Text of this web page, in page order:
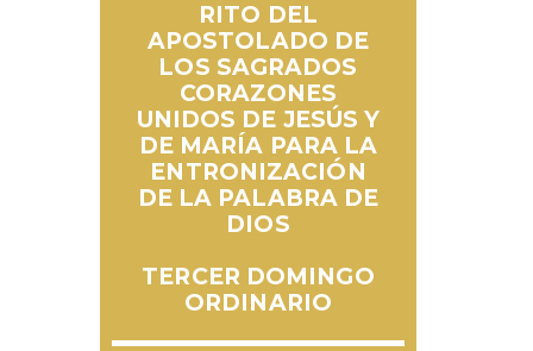
RITO DEL
APOSTOLADO DE
LOS SAGRADOS
CORAZONES
UNIDOS DE JESÚS Y
DE MARÍA PARA LA
ENTRONIZACIÓN
DE LA PALABRA DE
DIOS
TERCER DOMINGO
ORDINARIO